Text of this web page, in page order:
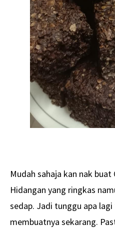
Mudah sahaja kan nak
Hidangan yang ringkas
sedap. Jadi tunggu apa
membuatnya sekarang.